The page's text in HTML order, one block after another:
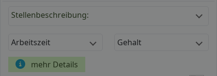
Stellenbeschreibung:
Arbeitszeit Gehalt
mehr Details